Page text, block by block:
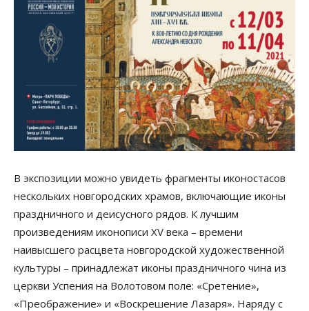
В экспозиции можно увидеть фрагменты иконостасов
нескольких новгородских храмов, включающие иконы
праздничного и деисусного рядов. К лучшим
произведениям иконописи XV века – времени
наивысшего расцвета новгородской художественной
культуры – принадлежат иконы праздничного чина из
церкви Успения на Волотовом поле: «Сретение»,
«Преображение» и «Воскрешение Лазаря». Наряду с